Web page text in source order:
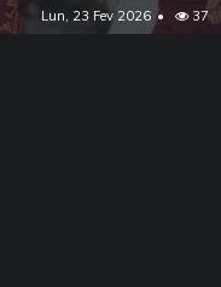
Lun, 23 Fev 2026 37